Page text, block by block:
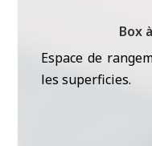
Box
Espace de
les superficies.